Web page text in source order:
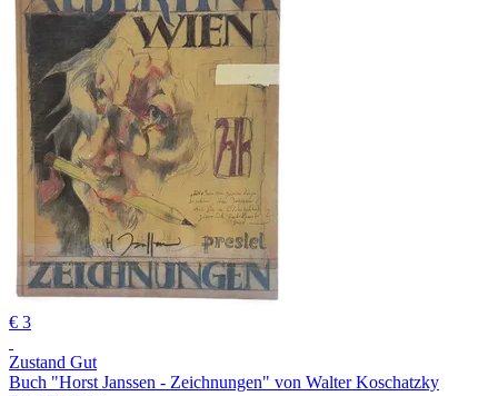
€ 3
Zustand Gut
Buch "Horst Janssen - Zeichnungen" von Walter Koschatzky